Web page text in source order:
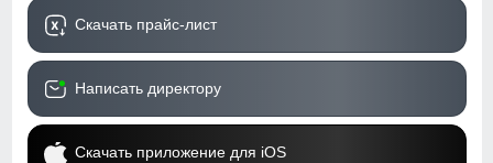
Скачать прайс-лист
Написать директору
Скачать приложение для iOS